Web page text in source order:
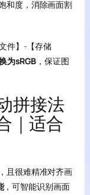
和度，消除画面割
件】-【存储
为sRGB ，保证图
拼接法
｜适合
且很难精准对齐画
，可智能识别画面